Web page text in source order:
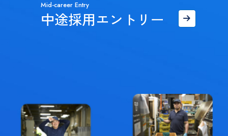
Mid-career Entry
中途採用エントリー